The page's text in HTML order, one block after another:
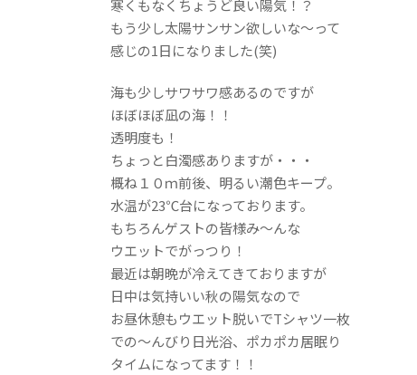
寒くもなくちょうど良い陽気！？
もう少し太陽サンサン欲しいな～って
感じの1日になりました(笑)
海も少しサワサワ感あるのですが
ほぼほぼ凪の海！！
透明度も！
ちょっと白濁感ありますが・・・
概ね１０ｍ前後、明るい潮色キープ。
水温が23℃台になっております。
もちろんゲストの皆様み～んな
ウエットでがっつり！
最近は朝晩が冷えてきておりますが
日中は気持いい秋の陽気なので
お昼休憩もウエット脱いでTシャツ一枚
での～んびり日光浴、ポカポカ居眠り
タイムになってます！！